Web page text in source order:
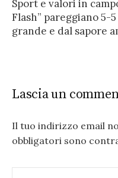
Sport e valori in
Flash” pareggiano 5-
grande e dal sapore
Lascia un
Il tuo indirizzo email
obbligatori sono